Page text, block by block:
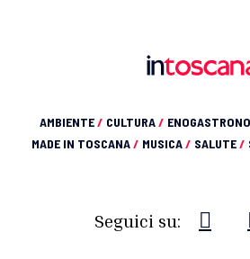
AMBIENTE/ CULTURA/
MADE IN TOSCANA/ MUSICA/ SALUTE/
Seguici su: